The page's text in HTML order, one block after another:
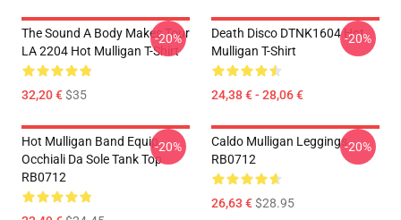
The Sound A Body Makes Tour
LA 2204 Hot Mulligan T-Shirt
32,20 €$35
-20%
Death Disco DTNK1604 Hot
Mulligan T-Shirt
24,38 € - 28,06 €
-20%
Hot Mulligan Band Equip
Occhiali Da Sole Tank Top
RB0712
-20%
Caldo Mulligan Leggings
RB0712
26,63 €$28.95
-20%